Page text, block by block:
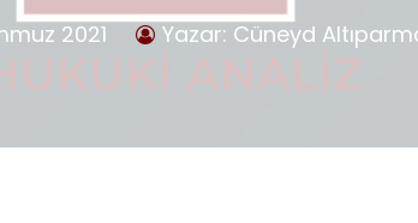
2021 Yazar: Cüneyd